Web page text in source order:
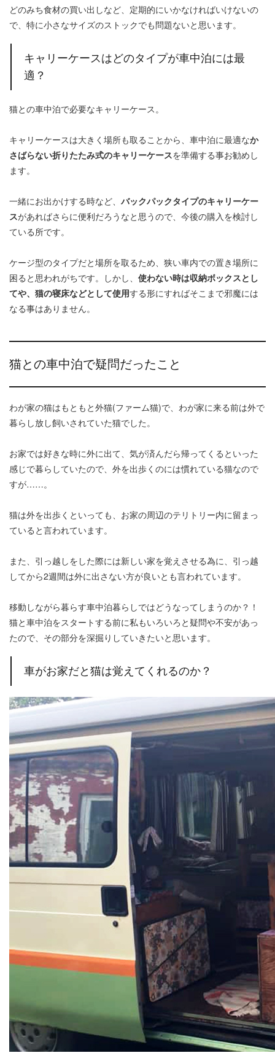
どのみち食材の買い出しなど、定期的にいかなければいけないの
で、特に小さなサイズのストックでも問題ないと思います。
キャリーケースはどのタイプが車中泊には最
適？
猫との車中泊で必要なキャリーケース。
キャリーケースは大きく場所も取ることから、車中泊に最適なか
さばらない折りたたみ式のキャリーケースを準備する事お勧めし
ます。
一緒にお出かけする時など、 バックパックタイプのキャリーケー
スがあればさらに便利だろうなと思うので、今後の購入を検討し
ている所です。
ケージ型のタイプだと場所を取るため、狭い車内での置き場所に
困ると思われがちです。しかし、 使わない時は収納ボックスとし
てや、猫の寝床などとして使用する形にすればそこまで邪魔には
なる事はありません。
猫との車中泊で疑問だったこと
わが家の猫はもともと外猫(ファーム猫)で、わが家に来る前は外で
暮らし放し飼いされていた猫でした。
お家では好きな時に外に出て、気が済んだら帰ってくるといった
感じで暮らしていたので、外を出歩くのには慣れている猫なので
すが……。
猫は外を出歩くといっても、お家の周辺のテリトリー内に留まっ
ていると言われています。
また、引っ越しをした際には新しい家を覚えさせる為に、引っ越
してから2週間は外に出さない方が良いとも言われています。
移動しながら暮らす車中泊暮らしではどうなってしまうのか？！
猫と車中泊をスタートする前に私もいろいろと疑問や不安があっ
たので、その部分を深掘りしていきたいと思います。
車がお家だと猫は覚えてくれるのか？